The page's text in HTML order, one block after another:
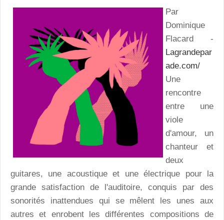
Par
Dominique
Flacard -
Lagrandepar
ade.com/
Une
rencontre
entre une
viole
d'amour, un
chanteur et
deux
guitares, une acoustique et une électrique pour la
grande satisfaction de l'auditoire, conquis par des
sonorités inattendues qui se mêlent les unes aux
autres et enrobent les différentes compositions de